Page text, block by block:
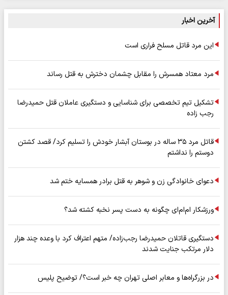
آخرین اخبار
این مرد قاتل مسلح فراری است
مرد معتاد همسرش را مقابل چشمان دخترش به قتل رساند
تشکیل تیم تخصصی برای شناسایی و دستگیری عاملان قتل حمیدرضا
رجب زاده
قاتل مرد ۳۵ ساله در بوستان آبشار خودش را تسلیم کرد/ قصد کشتن
دوستم را نداشتم
دعوای خانوادگی زن و شوهر به قتل برادر همسایه ختم شد
ورزشکار ام‌ام‌ای چگونه به دست پسر نخبه کشته شد؟
دستگیری قاتلان حمیدرضا رجب‌زاده/ متهم اعتراف کرد با وعده چند هزار
دلار مرتکب جنایت شدند
در بزرگراه‌ها و معابر اصلی تهران چه خبر است؟/ توضیح پلیس